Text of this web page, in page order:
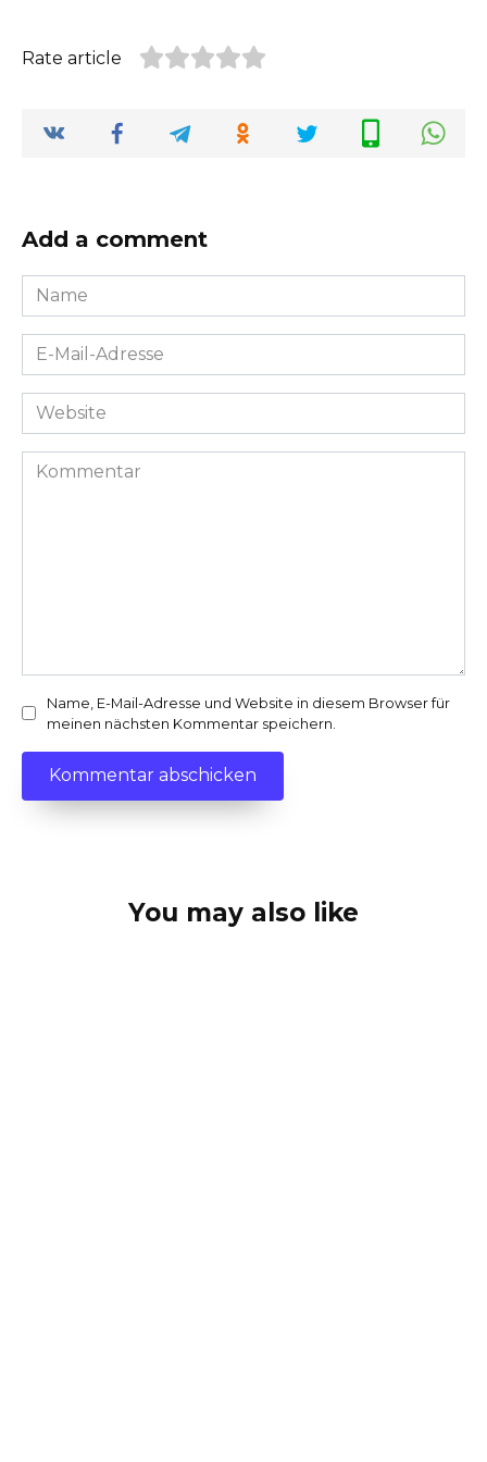
Rate article
Add a comment
Name
*
E-
Mail-
Adresse
Website
Kommentar
Name, E-Mail-Adresse und Website in diesem Browser für
meinen nächsten Kommentar speichern.
You may also like